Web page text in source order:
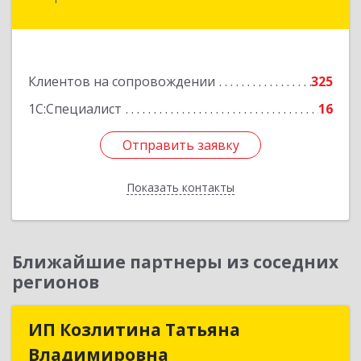
Клиентов на сопровождении
325
1С:Специалист
16
Отправить заявку
Показать контакты
Отправить заявку
Назад
Ближайшие партнеры из соседних
регионов
ИП Козлитина Татьяна
Владимировна
ИП Козлитина Татьяна